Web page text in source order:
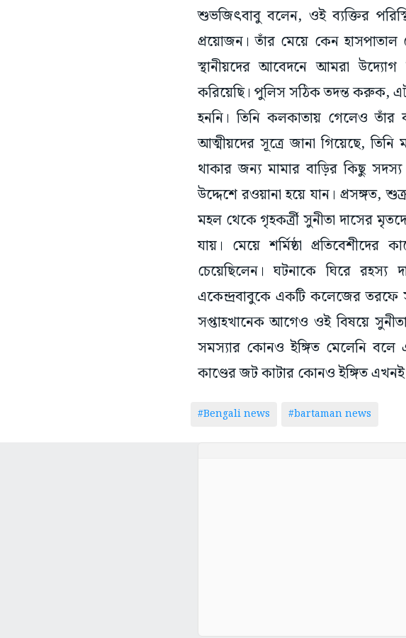
শুভজিৎবাবু বলেন, ওই ব্যক্তির
প্রয়োজন। তাঁর মেয়ে কেন
স্থানীয়দের আবেদনে আমরা
করিয়েছি। পুলিস সঠিক তদন্ত করুক,
হননি। তিনি কলকাতায় গেলেও তাঁর
আত্মীয়দের সূত্রে জানা গিয়েছে, তিনি
থাকার জন্য মামার বাড়ির কিছু সদস্য
উদ্দেশে রওয়ানা হয়ে যান। প্রসঙ্গত,
মহল থেকে গৃহকর্ত্রী সুনীতা দাসের
যায়। মেয়ে শর্মিষ্ঠা
চেয়েছিলেন। ঘটনাকে ঘিরে রহস্য
একেন্দ্রবাবুকে একটি কলেজের তরফে
সপ্তাহখানেক আগেও ওই বিষয়ে
সমস্যার কোনও ইঙ্গিত মেলেনি
কাণ্ডের জট কাটার কোনও ইঙ্গিত
#Bengali news #bartaman news